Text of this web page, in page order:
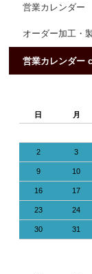
営業カレンダー
オーダー加工・
営業カレンダー
日 月
2 3
9 10
16 17
23 24
30 31